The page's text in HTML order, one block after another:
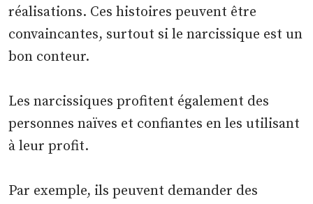
réalisations. Ces histoires peuvent être
convaincantes, surtout si le narcissique est un
bon conteur.
Les narcissiques profitent également des
personnes naïves et confiantes en les utilisant
à leur profit.
Par exemple, ils peuvent demander des